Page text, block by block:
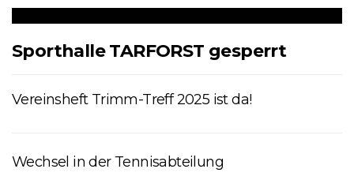
Sporthalle TARFORST gesperrt
Vereinsheft Trimm-Treff 2025 ist da!
Wechsel in der Tennisabteilung